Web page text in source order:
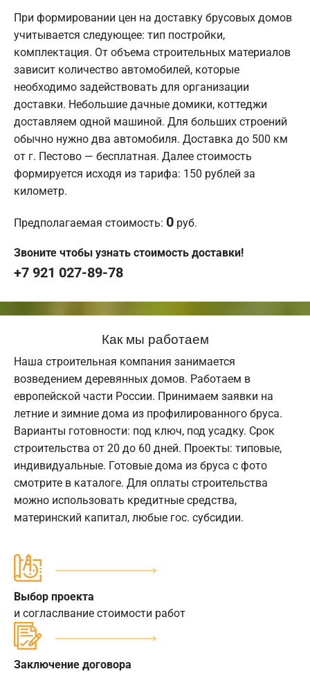
При формировании цен на доставку брусовых домов
учитывается следующее: тип постройки,
комплектация. От объема строительных материалов
зависит количество автомобилей, которые
необходимо задействовать для организации
доставки. Небольшие дачные домики, коттеджи
доставляем одной машиной. Для больших строений
обычно нужно два автомобиля. Доставка до 500 км
от г. Пестово — бесплатная. Далее стоимость
формируется исходя из тарифа: 150 рублей за
километр.
Предполагаемая стоимость: 0 руб.
Звоните чтобы узнать стоимость доставки!
+7 921 027-89-78
Как мы работаем
Наша строительная компания занимается
возведением деревянных домов. Работаем в
европейской части России. Принимаем заявки на
летние и зимние дома из профилированного бруса.
Варианты готовности: под ключ, под усадку. Срок
строительства от 20 до 60 дней. Проекты: типовые,
индивидуальные. Готовые дома из бруса с фото
смотрите в каталоге. Для оплаты строительства
можно использовать кредитные средства,
материнский капитал, любые гос. субсидии.
Выбор проекта
и согласлвание стоимости работ
Заключение договора